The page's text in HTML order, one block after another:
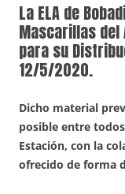
La ELA de
Mascarillas del
para su
12/5/2020.
Dicho material
posible entre
Estación, con la
ofrecido de forma